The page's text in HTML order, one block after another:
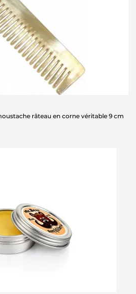
râteau en corne véritable 9 cm